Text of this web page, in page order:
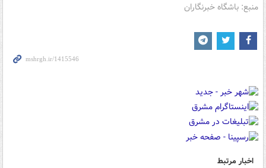
منبع: باشگاه خبرنگاران
اخبار مرتبط